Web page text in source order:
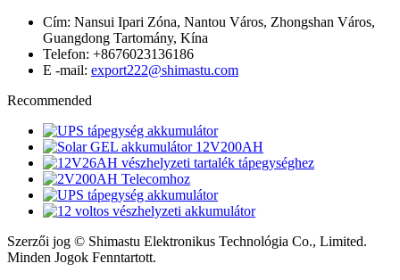
Cím: Nansui Ipari Zóna, Nantou Város, Zhongshan Város,
Guangdong Tartomány, Kína
Telefon: +8676023136186
E -mail: export222@shimastu.com
Recommended
Szerzői jog © Shimastu Elektronikus Technológia Co., Limited.
Minden Jogok Fenntartott.